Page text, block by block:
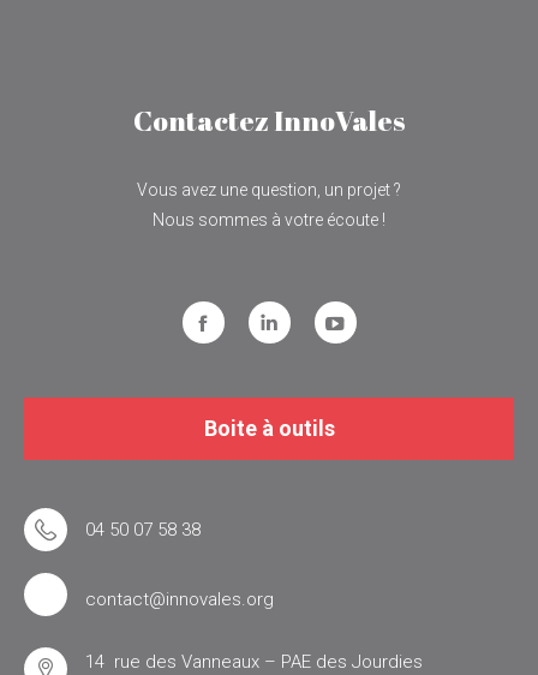
Contactez InnoVales
Vous avez une question, un projet ?
Nous sommes à votre écoute !
FacebookLinkedInYouTube
Boite à outils
04 50 07 58 38
contact@innovales.org
14 rue des Vanneaux – PAE des Jourdies